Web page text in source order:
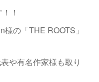
！
の「THE ROOTS」
や有名作家様も取り